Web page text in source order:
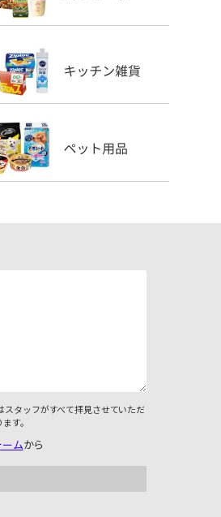
スタッフがすべて拝見させていただ
す。
ムから